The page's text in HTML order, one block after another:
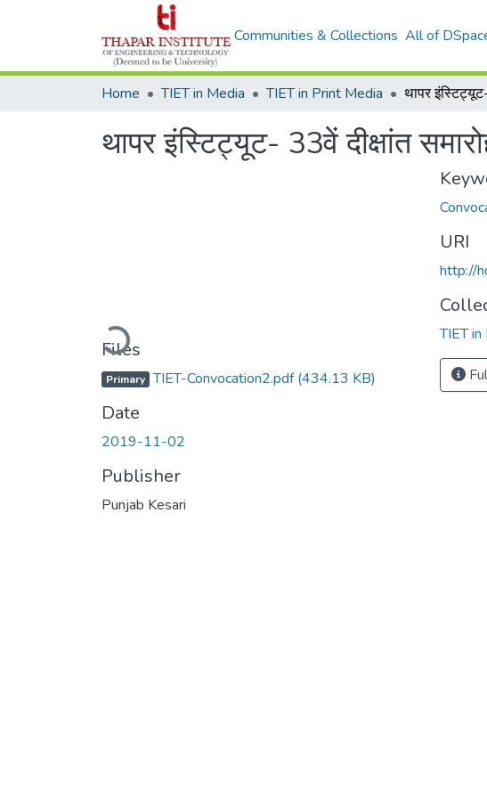
Communities & Collections All of
Home TIET in Media TIET in Print Media
थापर इंस्टिट्यूट- 33वें दीक्षांत
Loading...
Files
Primary TIET-Convocation2.pdf(434.13 KB)
Date
2019-11-02
Publisher
Punjab Kesari
URI
http://
TIET